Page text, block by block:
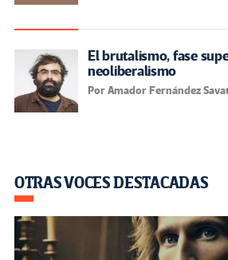
El brutalismo, fase
neoliberalismo
Por Amador Fernández
OTRAS VOCES DESTACADAS